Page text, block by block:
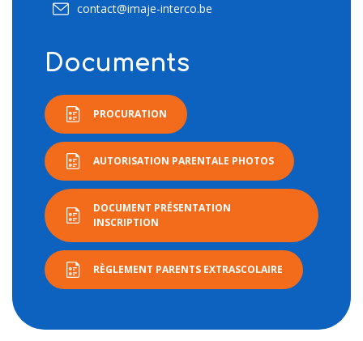
contact@imaje-interco.be
Documents
PROCURATION
AUTORISATION PARENTALE PHOTOS
DOCUMENT PRÉSENTATION
INSCRIPTION
RÈGLEMENT PARENTS EXTRASCOLAIRE